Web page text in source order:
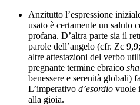
Anzitutto l’espressione
usato è certamente un saluto
profana. D’altra parte sia il
parole dell’angelo (cfr. Zc
altre attestazioni del verbo
pregnante termine ebraico
benessere e serenità globali)
L’imperativo d’esordio vuole
alla gioia.